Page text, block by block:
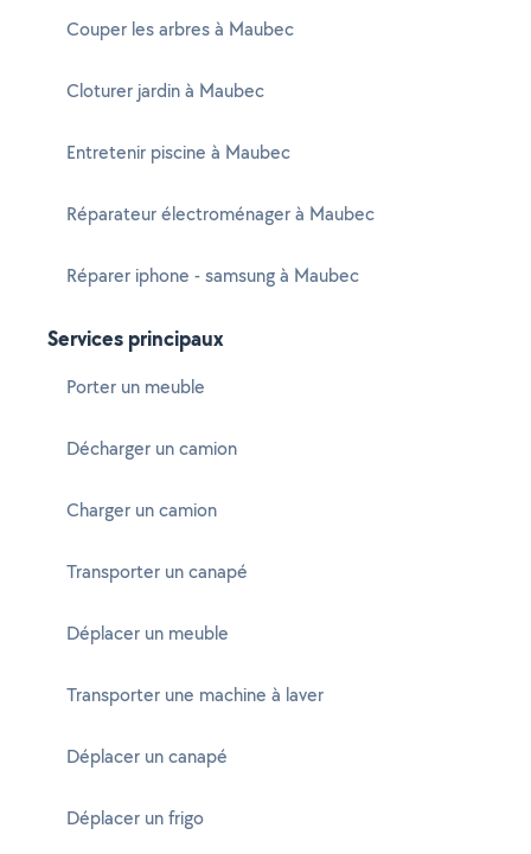
Couper les arbres à Maubec
Cloturer jardin à Maubec
Entretenir piscine à Maubec
Réparateur électroménager à Maubec
Réparer iphone - samsung à Maubec
Services principaux
Porter un meuble
Décharger un camion
Charger un camion
Transporter un canapé
Déplacer un meuble
Transporter une machine à laver
Déplacer un canapé
Déplacer un frigo